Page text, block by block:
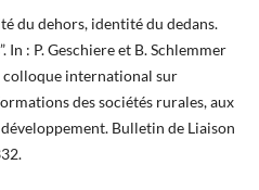
du dehors, identité du dedans.
In : P. Geschiere et B. Schlemmer
colloque international sur
des sociétés rurales, aux
Bulletin de Liaison